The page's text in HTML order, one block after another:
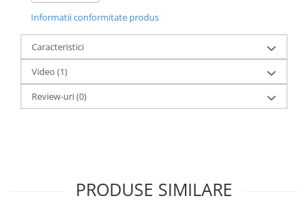
Informatii conformitate produs
Caracteristici
Video (1)
Review-uri(0)
PRODUSE SIMILARE